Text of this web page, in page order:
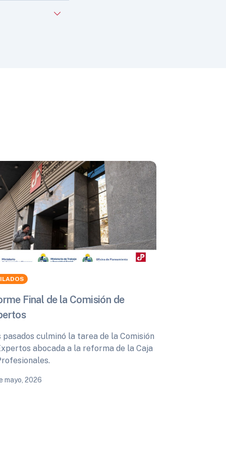
Final de la Comisión de
pasados culminó la tarea de la Comisión
abocada a la reforma de la Caja
mayo, 2026